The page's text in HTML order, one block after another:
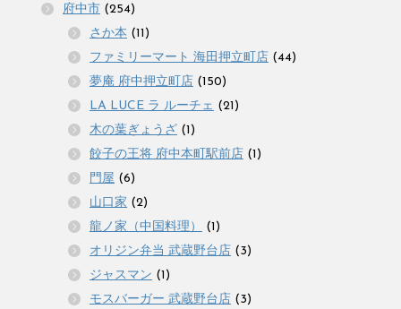
府中市 (254)
さか本 (11)
ファミリーマート 海田押立町店 (44)
夢庵 府中押立町店 (150)
LA LUCE ラ ルーチェ (21)
木の葉ぎょうざ (1)
餃子の王将 府中本町駅前店 (1)
門屋 (6)
山口家 (2)
龍ノ家（中国料理）
(1)
オリジン弁当 武蔵野台店 (3)
ジャスマン (1)
モスバーガー 武蔵野台店 (3)